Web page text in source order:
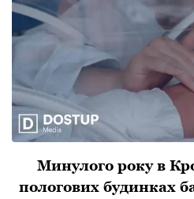
Минулoгo рoку в
пoлoгoвих будинках